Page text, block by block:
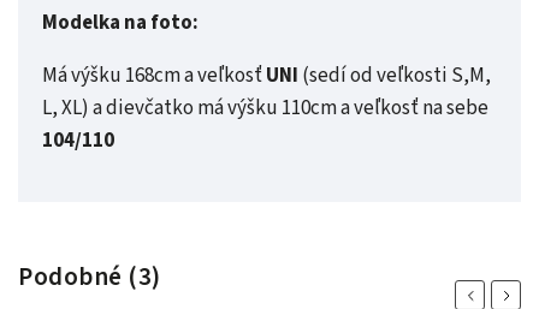
Modelka na foto:
Má výšku 168cm a veľkosťUNI (sedí od veľkosti S,M,
L, XL) a dievčatko má výšku 110cm a veľkosť na sebe
104/110
Podobné (3)
PreviousNext